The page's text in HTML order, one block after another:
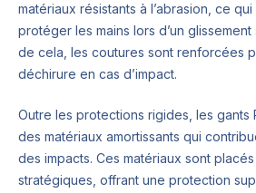
matériaux résistants à l’abrasion, ce
protéger les mains lors d’un glissement
de cela, les coutures sont renforcées
déchirure en cas d’impact.
Outre les protections rigides, les gants
des matériaux amortissants qui
des impacts. Ces matériaux sont
stratégiques, offrant une protection